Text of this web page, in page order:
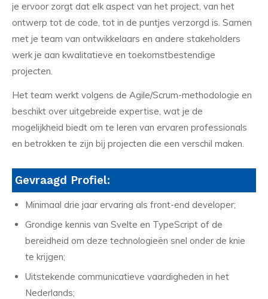
je ervoor zorgt dat elk aspect van het project, van het
ontwerp tot de code, tot in de puntjes verzorgd is. Samen
met je team van ontwikkelaars en andere stakeholders
werk je aan kwalitatieve en toekomstbestendige
projecten.
Het team werkt volgens de Agile/Scrum-methodologie en
beschikt over uitgebreide expertise, wat je de
mogelijkheid biedt om te leren van ervaren professionals
en betrokken te zijn bij projecten die een verschil maken.
Gevraagd Profiel:
Minimaal drie jaar ervaring als front-end developer;
Grondige kennis van Svelte en TypeScript of de
bereidheid om deze technologieën snel onder de knie
te krijgen;
Uitstekende communicatieve vaardigheden in het
Nederlands;